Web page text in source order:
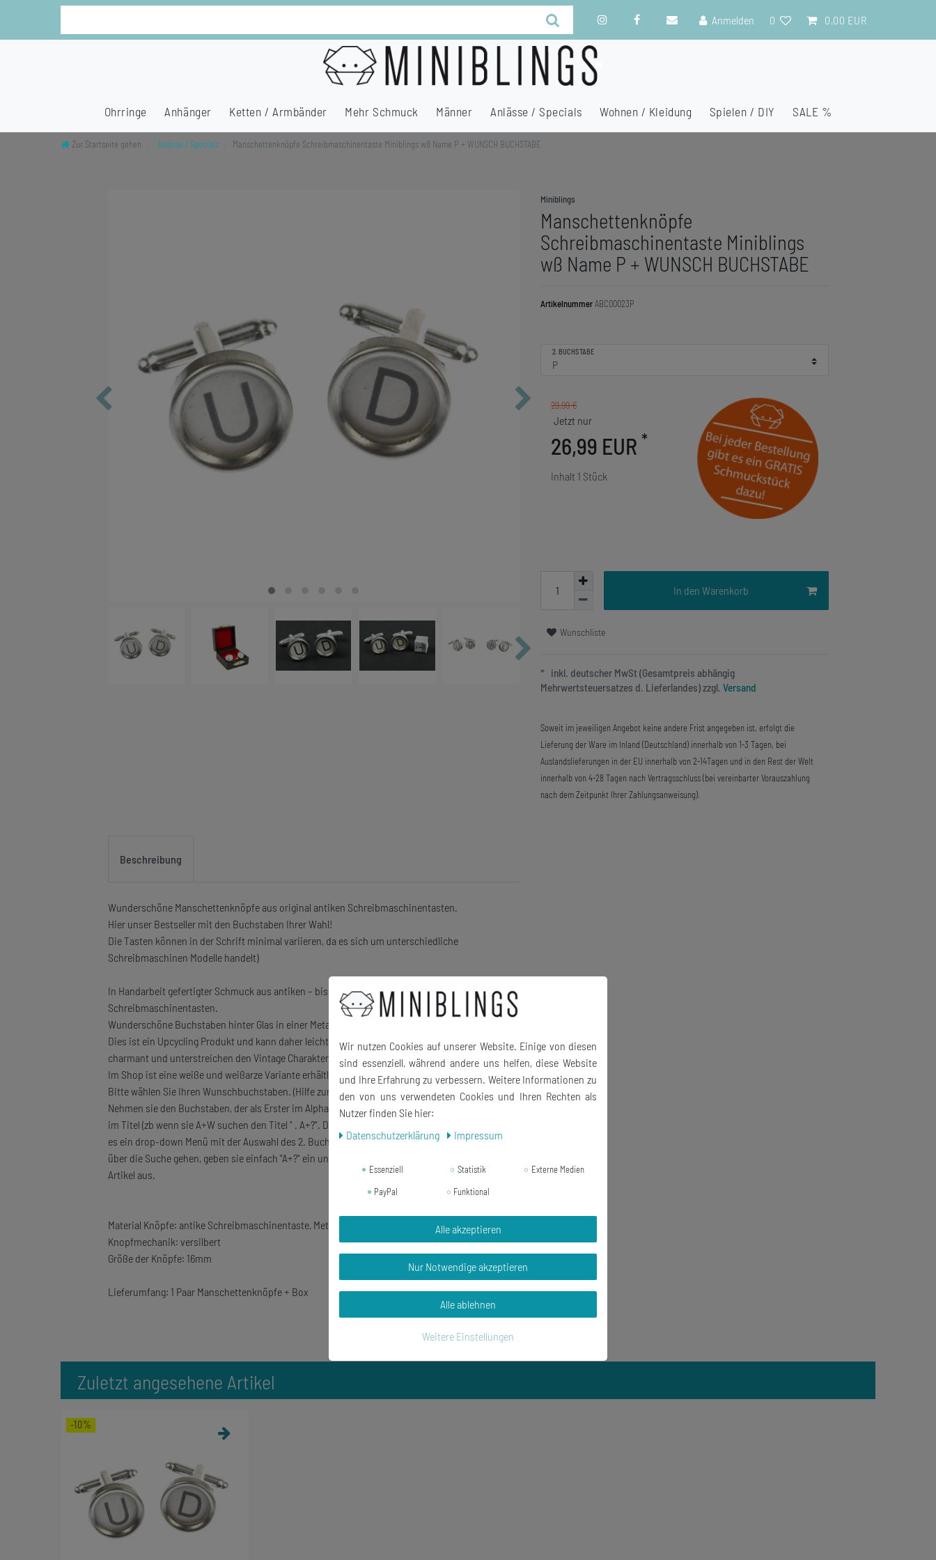
Anmelden 0 0,00 EUR
Ohrringe Anhänger Ketten / Armbänder Mehr Schmuck Männer Anlässe / Specials Wohnen / Kleidung Spielen / DIY SALE %
Zur Startseite gehen Anlässe / Specials Manschettenknöpfe Schreibmaschinentaste Miniblings wß Name P + WUNSCH BUCHSTABE
Miniblings
Manschettenknöpfe
Schreibmaschinentaste Miniblings
wß Name P + WUNSCH BUCHSTABE
ArtikelnummerABC00023P
2. BUCHSTABE
29,99 €
26,99 EUR *
Inhalt 1 Stück
In den Warenkorb
Wunschliste
* inkl. deutscher MwSt (Gesamtpreis abhängig
Mehrwertsteuersatzes d. Lieferlandes) zzgl. Versand
Soweit im jeweiligen Angebot keine andere Frist angegeben ist, erfolgt die
Lieferung der Ware im Inland (Deutschland) innerhalb von 1-3 Tagen, bei
Auslandslieferungen in der EU innerhalb von 2-14Tagen und in den Rest der Welt
innerhalb von 4-28 Tagen nach Vertragsschluss (bei vereinbarter Vorauszahlung
nach dem Zeitpunkt Ihrer Zahlungsanweisung).
Beschreibung
Wunderschöne Manschettenknöpfe aus original antiken Schreibmaschinentasten.
Hier unser Bestseller mit den Buchstaben Ihrer Wahl!
Die Tasten können in der Schrift minimal variieren, da es sich um unterschiedliche
Schreibmaschinen Modelle handelt)
In Handarbeit gefertigter Schmuck aus antiken – bis zu 100 Jahre alten –
Schreibmaschinentasten.
Wunderschöne Buchstaben hinter Glas in einer Metallfassung.
Dies ist ein Upcycling Produkt und kann daher leichte Gebrauchsspuren aufweisen. Diese sind
charmant und unterstreichen den Vintage Charakter dieser individuellen Schmuckstücke!
Im Shop ist eine weiße und weißarze Variante erhältlich.
Bitte wählen Sie Ihren Wunschbuchstaben. (Hilfe zur Suche Ihrer gewünschten Buchstaben:
Nehmen sie den Buchstaben, der als Erster im Alphabet kommt als Erstes und suchen Sie diesen
im Titel (zb wenn sie A+W suchen den Titel " . A+?". Diesen Artikel öffnen Sie dann und dort gibt
es ein drop-down Menü mit der Auswahl des 2. Buchstabens, in diesem Fall das "W"). Wenn Sie
über die Suche gehen, geben sie einfach "A+?" ein und wählen Sie dort den entsprechenden
Artikel aus.
Material Knöpfe: antike Schreibmaschinentaste, Metall, Glas
Knopfmechanik: versilbert
Größe der Knöpfe: 16mm
Lieferumfang: 1 Paar Manschettenknöpfe + Box
Zuletzt angesehene Artikel
-10%
Wir nutzen Cookies auf unserer Website. Einige von diesen
sind essenziell, während andere uns helfen, diese Website
und Ihre Erfahrung zu verbessern. Weitere Informationen zu
den von uns verwendeten Cookies und Ihren Rechten als
Nutzer finden Sie hier:
Daten­schutz­erklärung
Impressum
Essenziell Statistik
Externe Medien
PayPal
Funktional
Alle akzeptieren
Nur Notwendige akzeptieren
Alle ablehnen
Weitere Einstellungen